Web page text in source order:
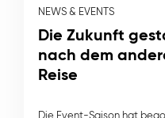
NEWS & EVENTS
Die Zukunft
nach dem
Reise
Die Event-Saison hat